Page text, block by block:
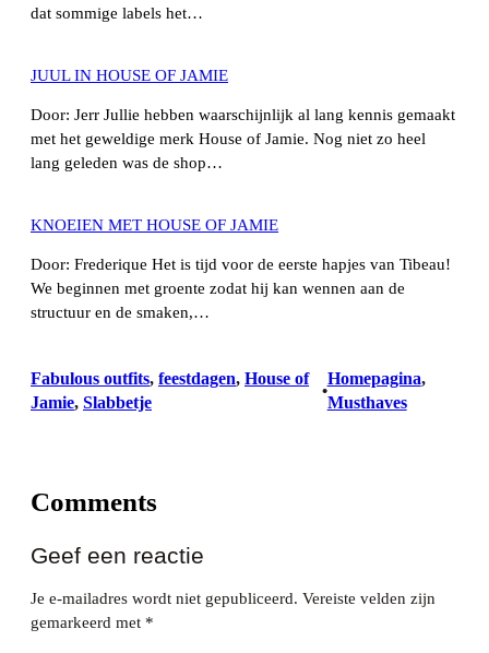
dat sommige labels het…
JUUL IN HOUSE OF JAMIE
Door: Jerr Jullie hebben waarschijnlijk al lang kennis gemaakt
met het geweldige merk House of Jamie. Nog niet zo heel
lang geleden was de shop…
KNOEIEN MET HOUSE OF JAMIE
Door: Frederique Het is tijd voor de eerste hapjes van Tibeau!
We beginnen met groente zodat hij kan wennen aan de
structuur en de smaken,…
Fabulous outfits, feestdagen, House of
Jamie, Slabbetje
•
Homepagina ,
Musthaves
Comments
Geef een reactie
Je e-mailadres wordt niet gepubliceerd. Vereiste velden zijn
gemarkeerd met *